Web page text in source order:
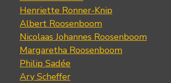
Henriette Ronner-Knip
Albert Roosenboom
Nicolaas Johannes Roosenboom
Margaretha Roosenboom
Philip Sadée
Ary Scheffer